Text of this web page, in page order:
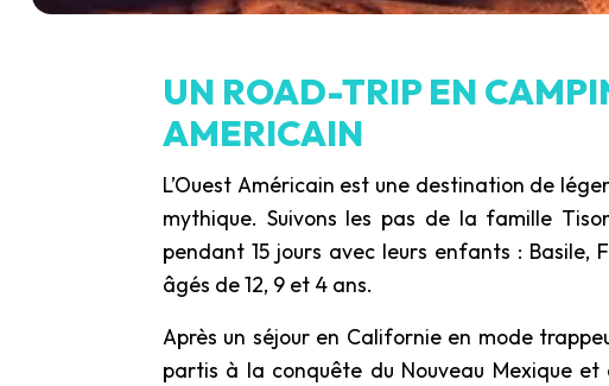
UN ROAD-TRIP EN
AMERICAIN
L’Ouest Américain est une destination de
mythique. Suivons les pas de la famille
pendant 15 jours avec leurs enfants :
âgés de 12, 9 et 4 ans.
Après un séjour en Californie en mode
partis à la conquête du Nouveau Mexique et